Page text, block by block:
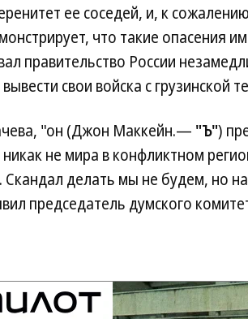
ее соседей, и, к
что такие опасения
правительство России
свои войска с грузинской
"он (Джон Маккейн.— "Ъ")
не мира в конфликтном
делать мы не будем, но
председатель думского